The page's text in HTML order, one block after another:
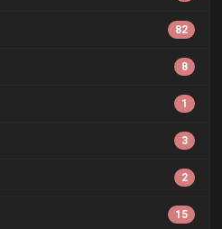
82
8
1
3
2
15